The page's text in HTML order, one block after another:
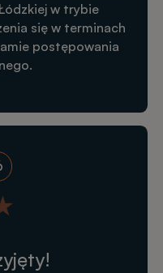
w trybie
się w terminach
postępowania